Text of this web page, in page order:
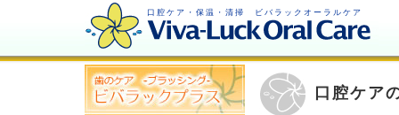
口腔ケア・保温・清掃 ビバラックオーラルケア
口腔ケア